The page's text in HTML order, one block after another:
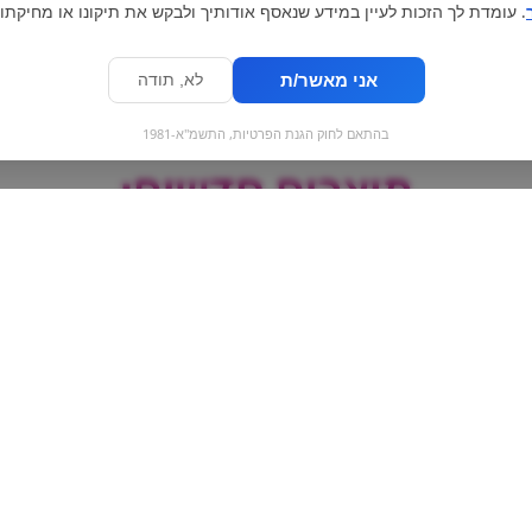
מוצרים חדשים:
. עומדת לך הזכות לעיין במידע שנאסף אודותיך ולבקש את תיקונו או
אני מאשר/ת לא, תודה
בהתאם לחוק הגנת הפרטיות, התשמ"א-1981